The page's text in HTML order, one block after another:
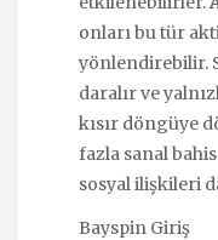
onları bu tür
yönlendirebilir.
daralır ve
kısır döngüye
fazla sanal
sosyal ilişkileri
Bayspin Giriş